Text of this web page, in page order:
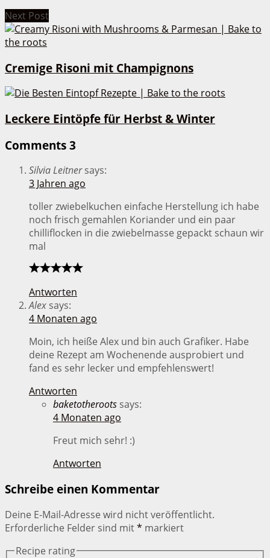
Next Post
Cremige Risoni mit Champignons
Leckere Eintöpfe für Herbst & Winter
Comments 3
Silvia Leitner says:
3 Jahren ago
toller zwiebelkuchen einfache Herstellung ich habe
noch frisch gemahlen Koriander und ein paar
chilliflocken in die zwiebelmasse gepackt schaun wir
mal
Antworten
Alex says:
4 Monaten ago
Moin, ich heiße Alex und bin auch Grafiker. Habe
deine Rezept am Wochenende ausprobiert und
fand es sehr lecker und empfehlenswert!
Antworten
baketotheroots says:
4 Monaten ago
Freut mich sehr! :)
Antworten
Schreibe einen Kommentar
Deine E-Mail-Adresse wird nicht veröffentlicht.
Erforderliche Felder sind mit* markiert
Recipe rating